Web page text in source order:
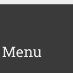
Menu